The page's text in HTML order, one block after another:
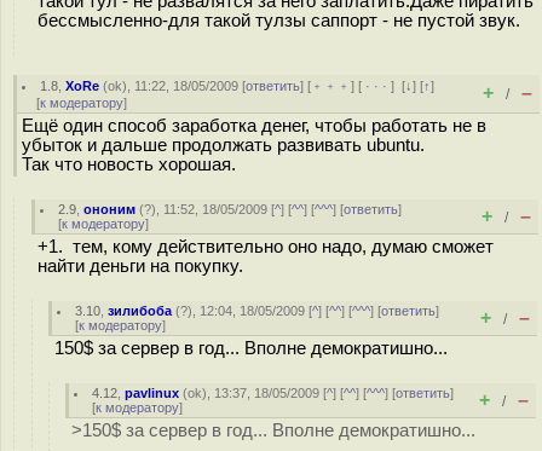
бессмысленно-для такой тулзы саппорт - не пустой звук.
1.8 ,XoRe (ok), 11:22, 18/05/2009 [ответить] [ ﹢﹢﹢] [ · · ·][↓] [↑]
[к модератору] + / –
Ещё один способ заработка денег, чтобы работать не в
убыток и дальше продолжать развивать ubuntu.
Так что новость хорошая.
2.9 ,ононим (?), 11:52, 18/05/2009 [^] [^^] [^^^] [ответить]
[к модератору] + / –
+1. тем, кому действительно оно надо, думаю сможет
найти деньги на покупку.
3.10 ,зилибоба (?), 12:04, 18/05/2009 [^] [^^] [^^^] [ответить]
[к модератору] + / –
150$ за сервер в год... Вполне демократишно...
4.12 ,pavlinux (ok), 13:37, 18/05/2009 [^] [^^] [^^^] [ответить]
[к модератору] + / –
>150$ за сервер в год... Вполне демократишно...